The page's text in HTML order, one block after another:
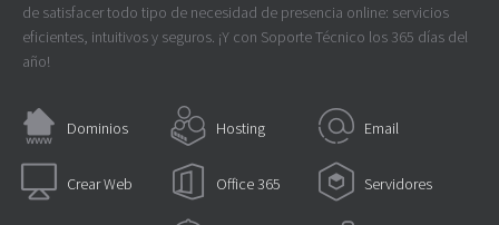
de satisfacer todo tipo de necesidad de presencia online: servicios
eficientes, intuitivos y seguros. ¡Y con Soporte Técnico los 365 días del
año!
Dominios Hosting Email
Crear Web Office 365 Servidores